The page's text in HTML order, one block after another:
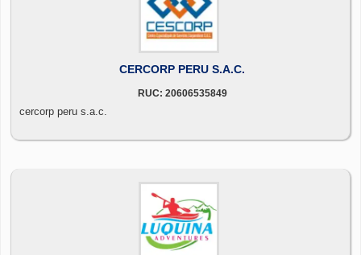
CERCORP PERU S.A.C.
RUC: 20606535849
cercorp peru s.a.c.